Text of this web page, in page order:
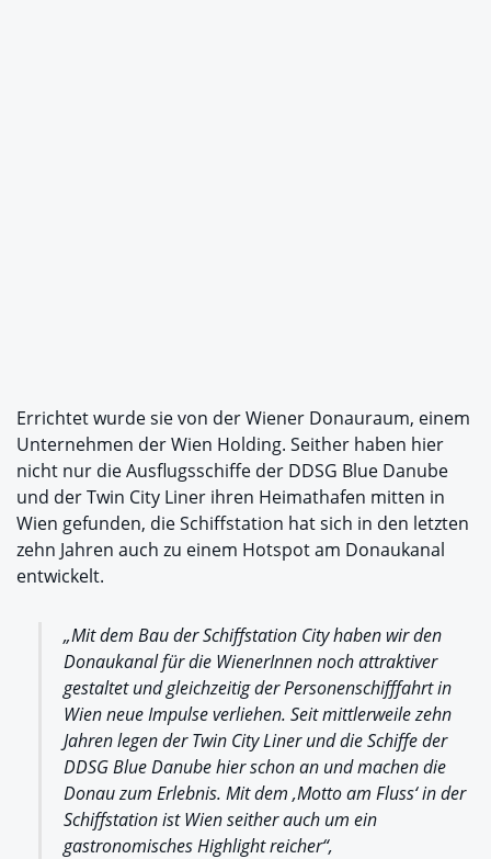
Errichtet wurde sie von der Wiener Donauraum, einem
Unternehmen der Wien Holding. Seither haben hier
nicht nur die Ausflugsschiffe der DDSG Blue Danube
und der Twin City Liner ihren Heimathafen mitten in
Wien gefunden, die Schiffstation hat sich in den letzten
zehn Jahren auch zu einem Hotspot am Donaukanal
entwickelt.
„Mit dem Bau der Schiffstation City haben wir den
Donaukanal für die WienerInnen noch attraktiver
gestaltet und gleichzeitig der Personenschifffahrt in
Wien neue Impulse verliehen. Seit mittlerweile zehn
Jahren legen der Twin City Liner und die Schiffe der
DDSG Blue Danube hier schon an und machen die
Donau zum Erlebnis. Mit dem ‚Motto am Fluss‘ in der
Schiffstation ist Wien seither auch um ein
gastronomisches Highlight reicher“,